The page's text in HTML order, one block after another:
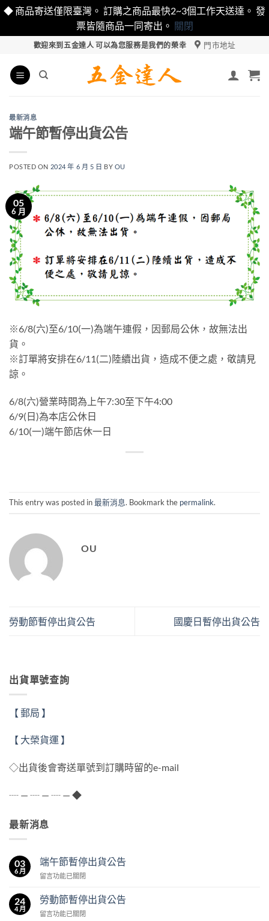
◆ 商品寄送僅限臺灣。 訂購之商品最快2~3個工作天送達。 發
票皆隨商品一同寄出。 關閉
content
歡迎來到五金達人 可以為您服務是我們的榮幸 門市地址
最新消息
端午節暫停出貨公告
POSTED ON 2024 年 6 月 5 日 BY OU
05
6 月
※6/8(六)至6/10(一)為端午連假，因郵局公休，故無法出
貨。
※訂單將安排在6/11(二)陸續出貨，造成不便之處，敬請見
諒。
6/8(六)營業時間為上午7:30至下午4:00
6/9(日)為本店公休日
6/10(一)端午節店休一日
This entry was posted in最新消息. Bookmark the permalink.
OU
勞動節暫停出貨公告 國慶日暫停出貨公告
出貨單號查詢
【 郵局 】
【 大榮貨運 】
◇出貨後會寄送單號到訂購時留的e-mail
┈ — ┈ — ┈ — ◆
最新消息
03
6 月
端午節暫停出貨公告
在
午
節
暫
留言功能已關閉
24
4 月
勞動節暫停出貨公告
在
留言功能已關閉